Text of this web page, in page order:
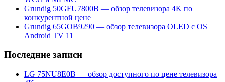
Grundig 50GFU7800B — обзор телевизора 4K по
конкурентной цене
Grundig 65GOB9290 — обзор телевизора OLED с OS
Android TV 11
Последние записи
LG 75NU8E0B — обзор доступного по цене телевизора